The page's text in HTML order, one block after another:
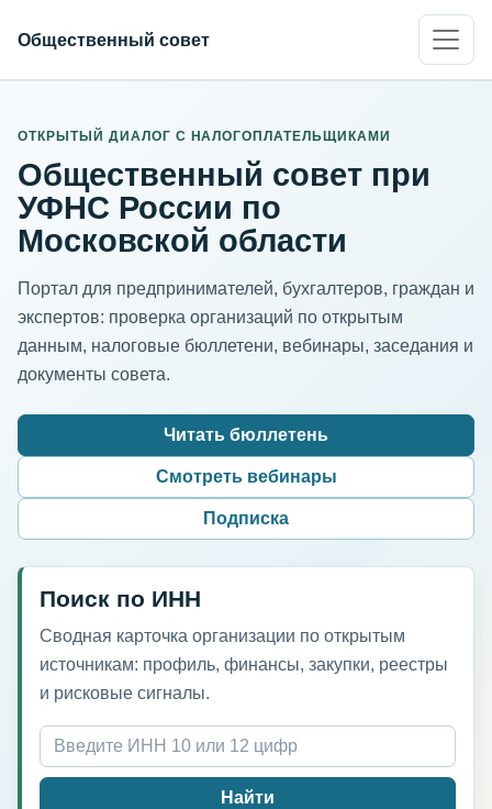
Общественный совет
ОТКРЫТЫЙ ДИАЛОГ С НАЛОГОПЛАТЕЛЬЩИКАМИ
Общественный совет при
УФНС России по
Московской области
Портал для предпринимателей, бухгалтеров, граждан и
экспертов: проверка организаций по открытым
данным, налоговые бюллетени, вебинары, заседания и
документы совета.
Читать бюллетень
Смотреть вебинары
Подписка
Поиск по ИНН
Сводная карточка организации по открытым
источникам: профиль, финансы, закупки, реестры
и рисковые сигналы.
ИНН организации
Найти
Адрес для нормализации